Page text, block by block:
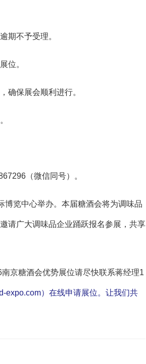
期不予受理。
位。
确保展会顺利进行。
（微信同号）。
览中心举办。本届糖酒会将为调味品
请广大调味品企业踊跃报名参展，共享
南京糖酒会优势展位请尽快联系蒋经理1
expo.com）在线申请展位。让我们共